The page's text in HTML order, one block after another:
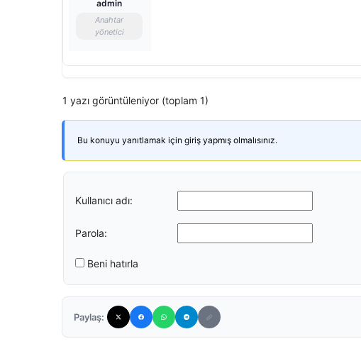
admin
Anahtar
yönetici
1 yazı görüntüleniyor (toplam 1)
Bu konuyu yanıtlamak için giriş yapmış olmalısınız.
Kullanıcı adı:
Parola:
Beni hatırla
Paylaş: